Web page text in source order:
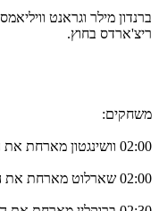
ברנדון מילר וגראנט
ריצ'ארדס בחוץ.
משחקים:
02:00 וושינגטון מארחת את הלייקרס. שידור בספורט 5
02:00 שארלוט מארחת את הבלייזרס. לחובבי הז'אנר